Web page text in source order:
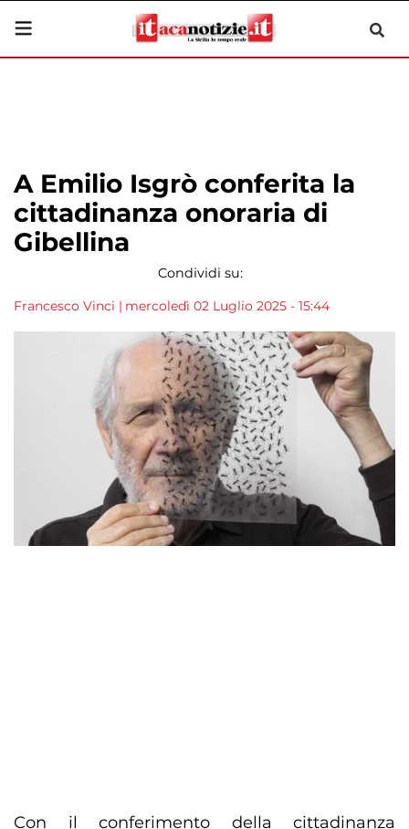
A Emilio Isgrò conferita la
cittadinanza onoraria di
Gibellina
Condividi su:
Francesco Vinci | mercoledì 02 Luglio 2025 - 15:44
Con il conferimento della cittadinanza